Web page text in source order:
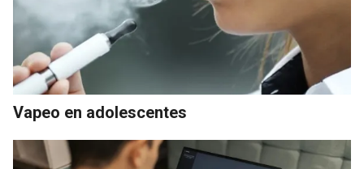
Vapeo en adolescentes